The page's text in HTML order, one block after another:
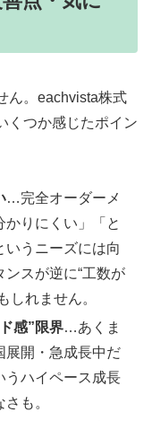
ん。eachvista株式
くつか感じたポイン
…完全オーダーメ
りにくい」「と
いうニーズには向
スが逆に“工数が
しれません。
感”限界…あくま
展開・急成長中だ
うハイペース成長
も。